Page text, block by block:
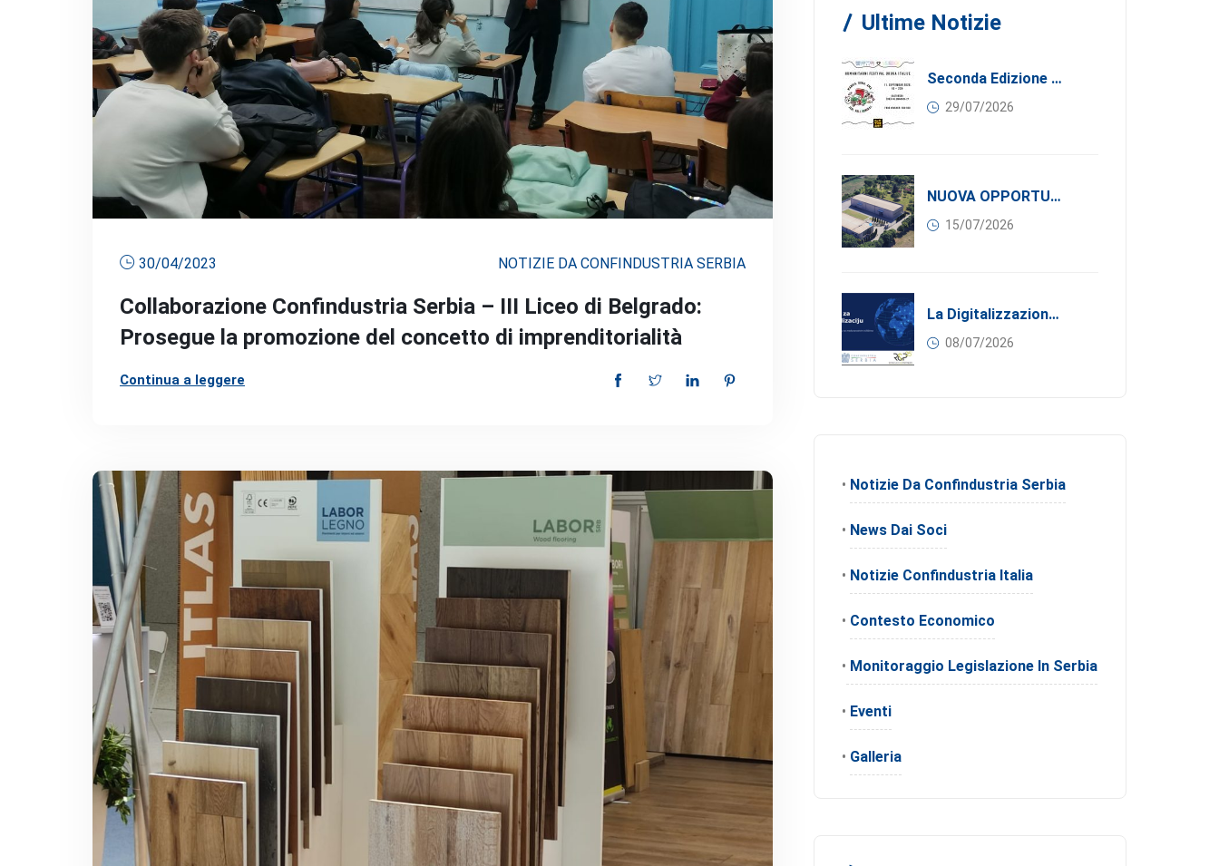
30/04/2023 NOTIZIE DA CONFINDUSTRIA SERBIA
Collaborazione Confindustria Serbia – III Liceo di Belgrado:
Prosegue la promozione del concetto di imprenditorialità
Continua a leggere
Ultime Notizie
Seconda Edizione Di MANGIA. DONA. AMA: Quando La Gastronomia Incontra La Solidarietà, 11 Settembre 2026
29/07/2026
NUOVA OPPORTUNITÀ DI BUSINESS PER I SOCI DI CONFINDUSTRIA SERBIA: Affitasi Un Moderno Capannone Industriale A Pančevo – 1.200 M² Nella Zona Industriale
15/07/2026
La Digitalizzazione Come Motore Dell’internazionalizzazione
08/07/2026
• Notizie Da Confindustria Serbia
• News Dai Soci
• Notizie Confindustria Italia
• Contesto Economico
• Monitoraggio Legislazione In Serbia
• Eventi
• Galleria